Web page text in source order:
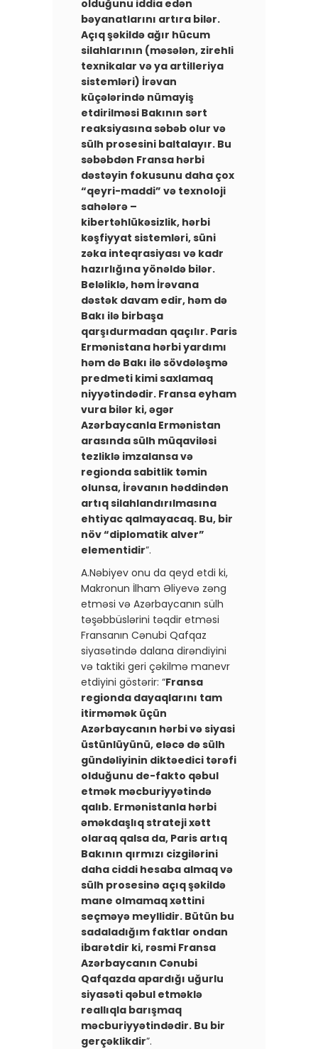
olduğunu iddia edən
bəyanatlarını artıra bilər. ​
Açıq şəkildə ağır hücum
silahlarının (məsələn, zirehli
texnikalar və ya artilleriya
sistemləri) İrəvan
küçələrində nümayiş
etdirilməsi Bakının sərt
reaksiyasına səbəb olur və
sülh prosesini baltalayır. Bu
səbəbdən Fransa hərbi
dəstəyin fokusunu daha çox
“qeyri-maddi” və texnoloji
sahələrə –
kibertəhlükəsizlik, hərbi
kəşfiyyat sistemləri, süni
zəka inteqrasiyası və kadr
hazırlığına yönəldə bilər.
Beləliklə, həm İrəvana
dəstək davam edir, həm də
Bakı ilə birbaşa
qarşıdurmadan qaçılır. ​Paris
Ermənistana hərbi yardımı
həm də Bakı ilə sövdələşmə
predmeti kimi saxlamaq
niyyətindədir. Fransa eyham
vura bilər ki, əgər
Azərbaycanla Ermənistan
arasında sülh müqaviləsi
tezliklə imzalansa və
regionda sabitlik təmin
olunsa, İrəvanın həddindən
artıq silahlandırılmasına
ehtiyac qalmayacaq. Bu, bir
növ “diplomatik alver”
elementidir”.
A.Nəbiyev onu da qeyd etdi ki,
Makronun İlham Əliyevə zəng
etməsi və Azərbaycanın sülh
təşəbbüslərini təqdir etməsi
Fransanın Cənubi Qafqaz
siyasətində dalana dirəndiyini
və taktiki geri çəkilmə manevr
etdiyini göstərir: “​Fransa
regionda dayaqlarını tam
itirməmək üçün
Azərbaycanın hərbi və siyasi
üstünlüyünü, eləcə də sülh
gündəliyinin diktəedici tərəfi
olduğunu de-fakto qəbul
etmək məcburiyyətində
qalıb. Ermənistanla hərbi
əməkdaşlıq strateji xətt
olaraq qalsa da, Paris artıq
Bakının qırmızı cizgilərini
daha ciddi hesaba almaq və
sülh prosesinə açıq şəkildə
mane olmamaq xəttini
seçməyə meyllidir. Bütün bu
sadaladığım faktlar ondan
ibarətdir ki, rəsmi Fransa
Azərbaycanın Cənubi
Qafqazda apardığı uğurlu
siyasəti qəbul etməklə
reallıqla barışmaq
məcburiyyətindədir. Bu bir
gerçəklikdir”.